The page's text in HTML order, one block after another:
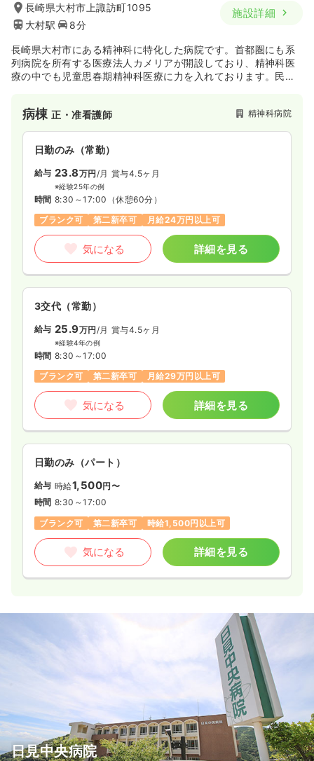
長崎県大村市上諏訪町1095
大村駅
8分
施設詳細
長崎県大村市にある精神科に特化した病院です。首都圏にも系
列病院を所有する医療法人カメリアが開設しており、精神科医
療の中でも児童思春期精神科医療に力を入れております。民間
ドを柱に、新たな精神科医療の構築をめざしている病院です。
病棟正・准看護師 精神科病院
日勤のみ（常勤）
給与 23.8万円 /月 賞与4.5ヶ月
※経験25年の例
時間 8:30～17:00 （休憩60分）
ブランク可
第二新卒可 月給24万円以上可
気になる 詳細を見る
3交代（常勤）
給与 25.9万円/月 賞与4.5ヶ月
※経験4年の例
時間 8:30～17:00
ブランク可
第二新卒可 月給29万円以上可
気になる 詳細を見る
日勤のみ（パート）
給与 時給1,500円〜
時間 8:30～17:00
ブランク可
第二新卒可 時給1,500円以上可
気になる 詳細を見る
日見中央病院